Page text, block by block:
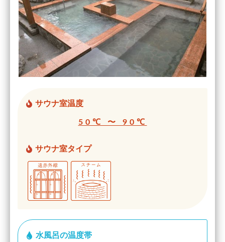
サウナ室温度
50℃ 〜 90℃
サウナ室タイプ
水風呂の温度帯